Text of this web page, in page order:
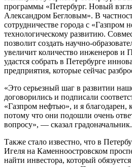
программы «Петербург. Новый
Александром Бегловым». В
сотрудничестве города с «Газпром
технологическому развитию.
позволит создать научно-
увеличит количество инженеров и
удастся собрать в Петербурге
предприятия, которые сейчас
«Это серьезный шаг в развитии
договорились и подписали
«Газпром нефтью», и я благодарен,
потому что они подошли очень
вопросу», — сказал градоначальник.
Также стало известно, что в
Игеля на Каменноостровском
найти инвестора, который